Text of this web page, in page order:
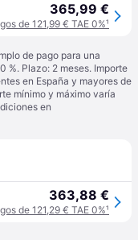
365,99 €
de 121,99 € TAE 0%¹
de pago para una
%. Plazo: 2 meses. Importe
en España y mayores de
mínimo y máximo varía
en
363,88 €
de 121,29 € TAE 0%¹